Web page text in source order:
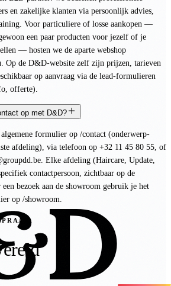
en zakelijke klanten via persoonlijk advies,
Voor particuliere of losse aankopen —
een paar producten voor jezelf of je
— hosten we de aparte webshop
Op de D&D-website zelf zijn prijzen, tarieven
op aanvraag via de lead-formulieren
offerte).
op met D&D?
formulier op /contact (onderwerp-
afdeling), via telefoon op +32 11 45 80 55, of
Elke afdeling (Haircare, Update,
contactpersoon, zichtbaar op de
bezoek aan de showroom gebruik je het
op /showroom.